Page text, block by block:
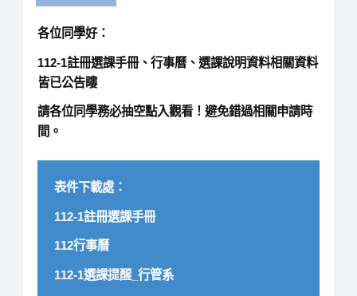
各位同學好：
112-1註冊選課手冊、行事曆、選課說明資料相關資料
皆已公告瞜
請各位同學務必抽空點入觀看！避免錯過相關申請時
間。
表件下載處：
112-1註冊選課手冊
112行事曆
112-1選課提醒_行管系